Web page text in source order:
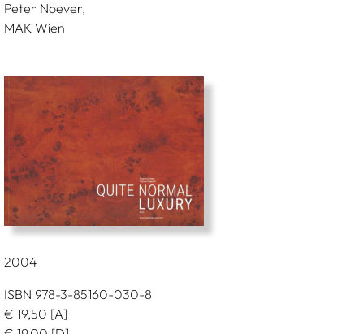
Peter Noever,
MAK Wien
2004
ISBN 978-3-85160-030-8
€ 19,50 [A]